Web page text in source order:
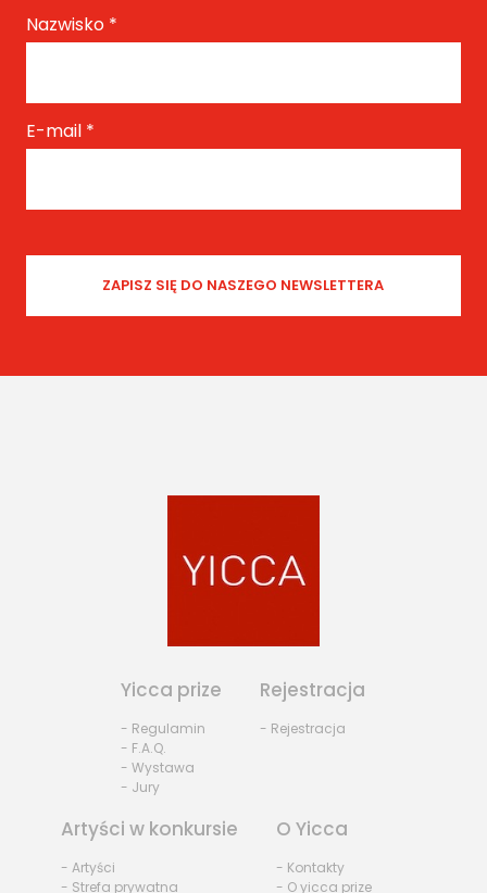
Nazwisko *
E-mail *
Yicca prize
- Regulamin
- F.A.Q.
- Wystawa
- Jury
Rejestracja
- Rejestracja
Artyści w konkursie
- Artyści
- Strefa prywatna
O Yicca
- Kontakty
- O yicca prize